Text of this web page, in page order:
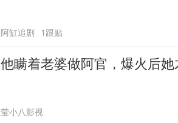
阿缸追剧 1跟贴
他瞒着老婆做阿官，爆火后
莹小八影视